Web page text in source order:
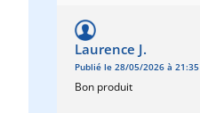
Laurence J.
Publié le 28/05/2026 à 21:35
Bon produit